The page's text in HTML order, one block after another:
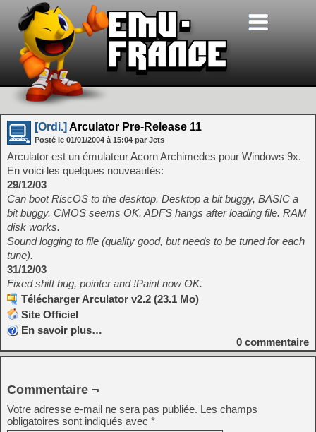
[Ordi.] Arculator Pre-Release 11
Posté le 01/01/2004 à 15:04 par Jets
Arculator est un émulateur Acorn Archimedes pour Windows 9x.
En voici les quelques nouveautés:
29/12/03
Can boot RiscOS to the desktop. Desktop a bit buggy, BASIC a
bit buggy. CMOS seems OK. ADFS hangs after loading file. RAM
disk works.
Sound logging to file (quality good, but needs to be tuned for each
tune).
31/12/03
Fixed shift bug, pointer and !Paint now OK.
Télécharger Arculator v2.2 (23.1 Mo)
Site Officiel
En savoir plus…
0 commentaire
Commentaire ¬
Votre adresse e-mail ne sera pas publiée. Les champs
obligatoires sont indiqués avec *